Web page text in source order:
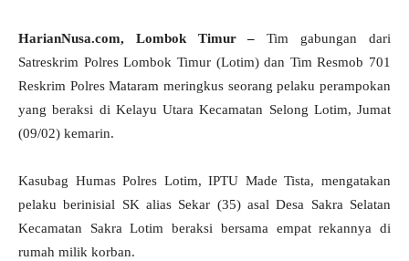
HarianNusa.com, Lombok Timur – Tim gabungan dari
Satreskrim Polres Lombok Timur (Lotim) dan Tim Resmob 701
Reskrim Polres Mataram meringkus seorang pelaku perampokan
yang beraksi di Kelayu Utara Kecamatan Selong Lotim, Jumat
(09/02) kemarin.
Kasubag Humas Polres Lotim, IPTU Made Tista, mengatakan
pelaku berinisial SK alias Sekar (35) asal Desa Sakra Selatan
Kecamatan Sakra Lotim beraksi bersama empat rekannya di
rumah milik korban.